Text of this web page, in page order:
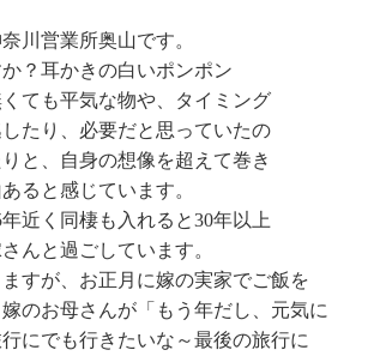
川営業所奥山です。
？耳かきの白いポンポン
ても平気な物や、タイミング
たり、必要だと思っていたの
と、自身の想像を超えて巻き
ると感じています。
近く同棲も入れると30年以上
んと過ごしています。
すが、お正月に嫁の実家でご飯を
のお母さんが「もう年だし、元気に
にでも行きたいな～最後の旅行に